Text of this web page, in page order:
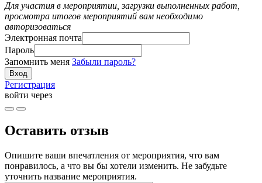
Для участия в мероприятии, загрузки выполненных работ,
просмотра итогов мероприятий вам необходимо
авторизоваться
Электронная почта
Пароль
Запомнить меня Забыли пароль?
Регистрация
войти через
Оставить отзыв
Опишите ваши впечатления от мероприятия, что вам
понравилось, а что вы бы хотели изменить. Не забудьте
уточнить название мероприятия.